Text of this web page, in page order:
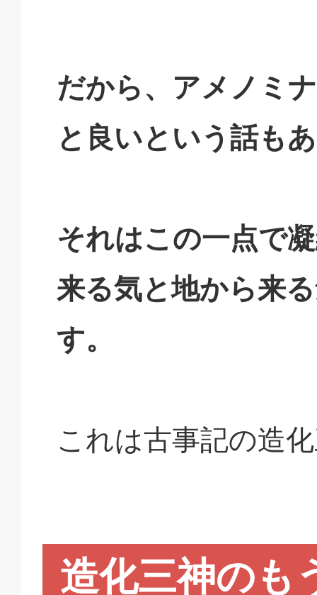
だから、アメノミ
と良いという話も
それはこの一点で
来る気と地から来
す。
これは古事記の造
造化三神のも